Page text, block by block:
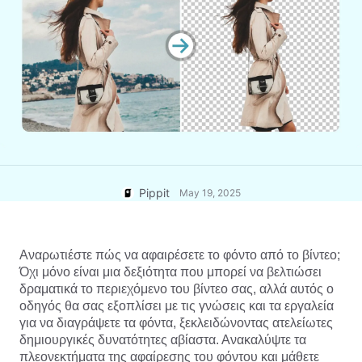
Edit Now
AI Product Images
User Account
Assets Management
Publishing and Analytics
Product Images
One-click Video Solution
Campaign
7 Promotional Poster Ideas
Business Tips
AI-Powered Product Posters
Top 5 Types of Business
Videos
AI-Generated Product
Engaging Sales-Boosting
TikTok Video Advertising Guide
How to Cut YouTube Video
Crop Videos for Instagram
Pippit May 19, 2025
Αναρωτιέστε πώς να αφαιρέσετε το φόντο από το βίντεο;
Όχι μόνο είναι μια δεξιότητα που μπορεί να βελτιώσει
δραματικά το περιεχόμενο του βίντεο σας, αλλά αυτός ο
οδηγός θα σας εξοπλίσει με τις γνώσεις και τα εργαλεία
για να διαγράψετε τα φόντα, ξεκλειδώνοντας ατελείωτες
δημιουργικές δυνατότητες αβίαστα. Ανακαλύψτε τα
πλεονεκτήματα της αφαίρεσης του φόντου και μάθετε